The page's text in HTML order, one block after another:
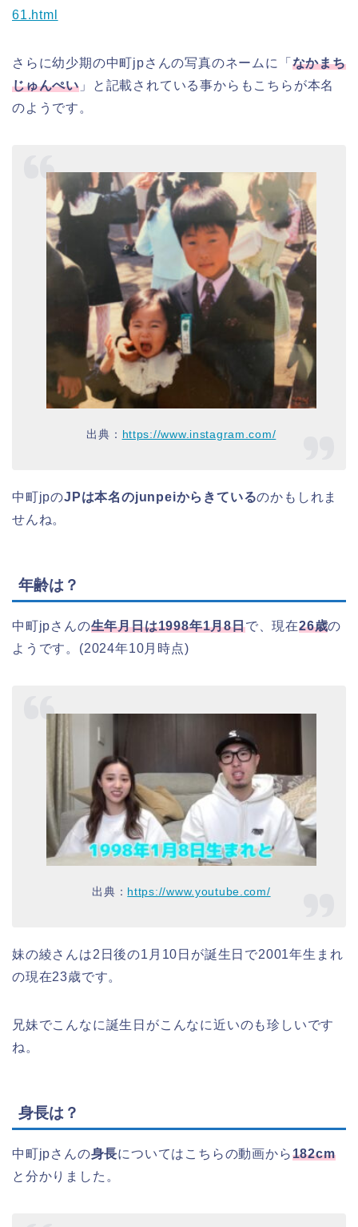
61.html
さらに幼少期の中町jpさんの写真のネームに「 なかまち
じゅんぺい 」と記載されている事からもこちらが本名
のようです。
出典： https://www.instagram.com/
中町jpのJPは本名のjunpeiからきているのかもしれま
せんね。
年齢は？
中町jpさんの生年月日は1998年1月8日で、現在26歳の
ようです。(2024年10月時点)
出典： https://www.youtube.com/
妹の綾さんは2日後の1月10日が誕生日で2001年生まれ
の現在23歳です。
兄妹でこんなに誕生日がこんなに近いのも珍しいです
ね。
身長は？
中町jpさんの身長についてはこちらの動画から182cm
と分かりました。